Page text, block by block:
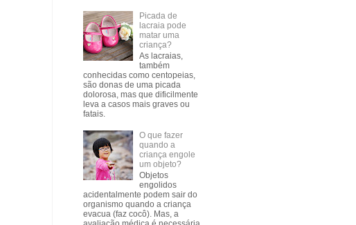
Picada de
lacraia pode
matar uma
criança?
As lacraias,
também
conhecidas como centopeias,
são donas de uma picada
dolorosa, mas que dificilmente
leva a casos mais graves ou
fatais.
O que fazer
quando a
criança engole
um objeto?
Objetos
engolidos
acidentalmente podem sair do
organismo quando a criança
evacua (faz cocô). Mas, a